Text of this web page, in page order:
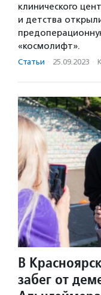
клинического
и детства
«космолифт».
Статьи · 25.09.2023 ·
В
забег от